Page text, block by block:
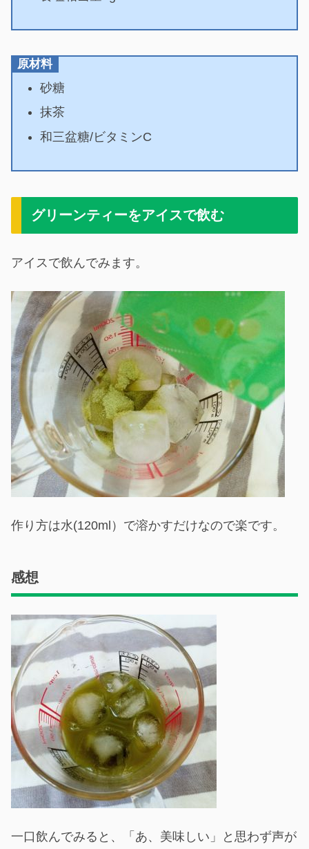
原材料
砂糖
抹茶
和三盆糖/ビタミンC
グリーンティーをアイスで飲む
アイスで飲んでみます。
作り方は水(120ml）で溶かすだけなので楽です。
感想
一口飲んでみると、「あ、美味しい」と思わず声が